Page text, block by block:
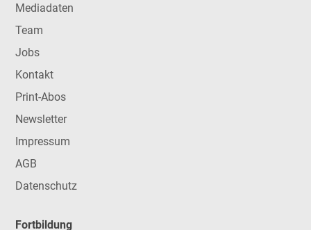
Mediadaten
Team
Jobs
Kontakt
Print-Abos
Newsletter
Impressum
AGB
Datenschutz
Fortbildung